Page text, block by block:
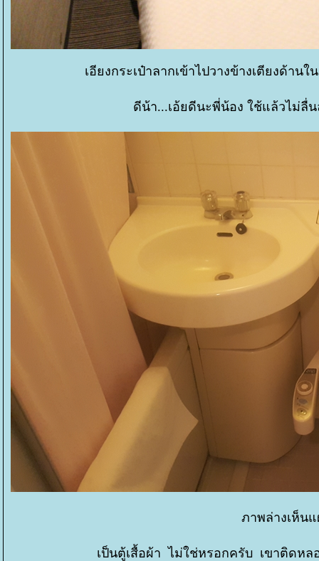
เอียงกระเป๋าลากเข้าไปวางข้างเตียงด้า
ดีน้า...เอ้ยดีนะพี่น้อง ใช้แล้วไม่ลื่
ภาพล่างเห็น
เป็นตู้เสื้อผ้า ไม่ใช่หรอกครับ เขาติดห